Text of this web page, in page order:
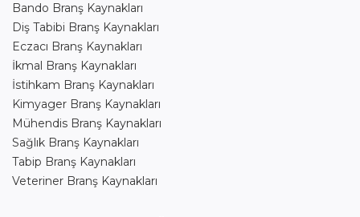
Bando Branş Kaynakları
Diş Tabibi Branş Kaynakları
Eczacı Branş Kaynakları
İkmal Branş Kaynakları
İstihkam Branş Kaynakları
Kimyager Branş Kaynakları
Mühendis Branş Kaynakları
Sağlık Branş Kaynakları
Tabip Branş Kaynakları
Veteriner Branş Kaynakları